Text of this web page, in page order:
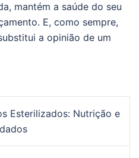
mantém a saúde do seu
E, como sempre,
a opinião de um
Esterilizados: Nutrição e